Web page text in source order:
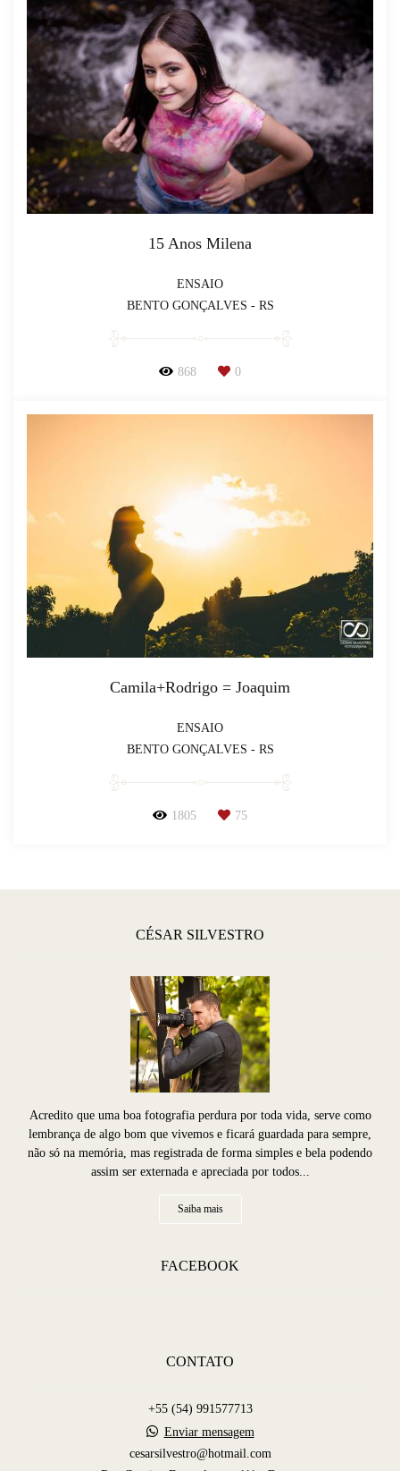
15 Anos Milena
ENSAIO
BENTO GONÇALVES - RS
868 0
Camila+Rodrigo = Joaquim
ENSAIO
BENTO GONÇALVES - RS
1805 75
CÉSAR SILVESTRO
Acredito que uma boa fotografia perdura por toda vida, serve como
lembrança de algo bom que vivemos e ficará guardada para sempre,
não só na memória, mas registrada de forma simples e bela podendo
assim ser externada e apreciada por todos...
Saiba mais
FACEBOOK
CONTATO
+55 (54) 991577713
Enviar mensagem
cesarsilvestro@hotmail.com